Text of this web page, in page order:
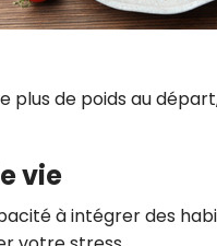
de poids au
vie
à intégrer des